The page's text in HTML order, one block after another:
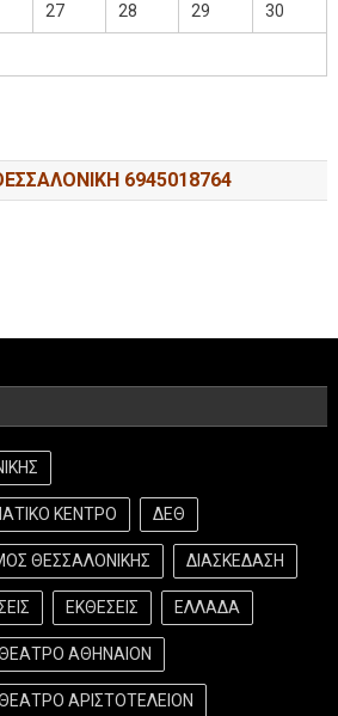
27 28 29 30
6945018764
ΚΕΝΤΡΟ ΔΕΘ
ΘΕΣΣΑΛΟΝΙΚΗΣ ΔΙΑΣΚΕΔΑΣΗ
ΕΚΘΕΣΕΙΣ ΕΛΛΑΔΑ
ΑΘΗΝΑΙΟΝ
ΑΡΙΣΤΟΤΕΛΕΙΟΝ